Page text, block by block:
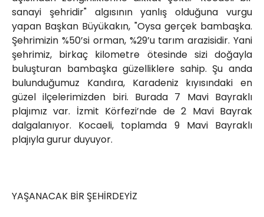
sanayi şehridir" algısının yanlış olduğuna vurgu
yapan Başkan Büyükakın, "Oysa gerçek bambaşka.
Şehrimizin %50’si orman, %29’u tarım arazisidir. Yani
şehrimiz, birkaç kilometre ötesinde sizi doğayla
buluşturan bambaşka güzelliklere sahip. Şu anda
bulunduğumuz Kandıra, Karadeniz kıyısındaki en
güzel ilçelerimizden biri. Burada 7 Mavi Bayraklı
plajımız var. İzmit Körfezi’nde de 2 Mavi Bayrak
dalgalanıyor. Kocaeli, toplamda 9 Mavi Bayraklı
plajıyla gurur duyuyor.
YAŞANACAK BİR ŞEHİRDEYİZ